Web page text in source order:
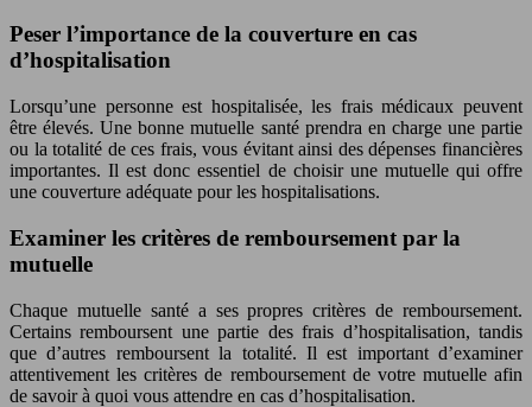
Peser l’importance de la couverture en cas
d’hospitalisation
Lorsqu’une personne est hospitalisée, les frais médicaux peuvent
être élevés. Une bonne mutuelle santé prendra en charge une partie
ou la totalité de ces frais, vous évitant ainsi des dépenses financières
importantes. Il est donc essentiel de choisir une mutuelle qui offre
une couverture adéquate pour les hospitalisations.
Examiner les critères de remboursement par la
mutuelle
Chaque mutuelle santé a ses propres critères de remboursement.
Certains remboursent une partie des frais d’hospitalisation, tandis
que d’autres remboursent la totalité. Il est important d’examiner
attentivement les critères de remboursement de votre mutuelle afin
de savoir à quoi vous attendre en cas d’hospitalisation.